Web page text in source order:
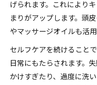
げられます。これにより
まりがアップします。頭
やマッサージオイルも活用
セルフケアを続けること
日常にもたらされます。
かけすぎたり、過度に洗